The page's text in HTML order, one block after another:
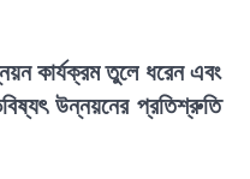
কার্যক্রম তুলে ধরেন এবং
উন্নয়নের প্রতিশ্রুতি